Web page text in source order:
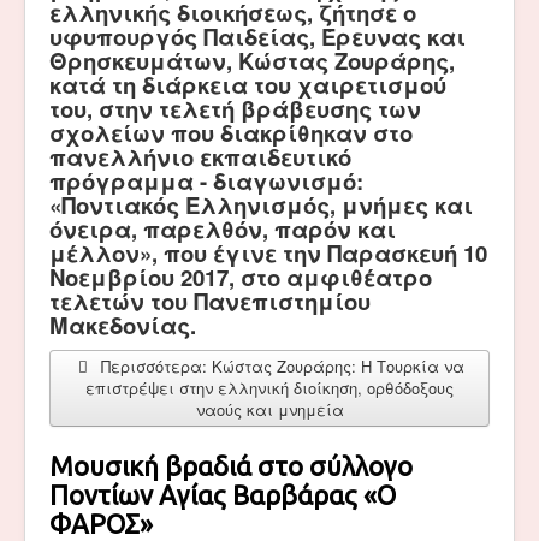
ελληνικής διοικήσεως, ζήτησε ο
υφυπουργός Παιδείας, Έρευνας και
Θρησκευμάτων, Κώστας Ζουράρης,
κατά τη διάρκεια του χαιρετισμού
του, στην τελετή βράβευσης των
σχολείων που διακρίθηκαν στο
πανελλήνιο εκπαιδευτικό
πρόγραμμα - διαγωνισμό:
«Ποντιακός Ελληνισμός, μνήμες και
όνειρα, παρελθόν, παρόν και
μέλλον», που έγινε την Παρασκευή 10
Νοεμβρίου 2017, στο αμφιθέατρο
τελετών του Πανεπιστημίου
Μακεδονίας.
Περισσότερα: Κώστας Ζουράρης: Η Τουρκία να
επιστρέψει στην ελληνική διοίκηση, ορθόδοξους
ναούς και μνημεία
Μουσική βραδιά στο σύλλογο
Ποντίων Αγίας Βαρβάρας «Ο
ΦΑΡΟΣ»